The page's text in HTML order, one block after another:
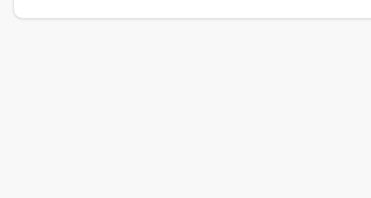
5-A 5 16.39